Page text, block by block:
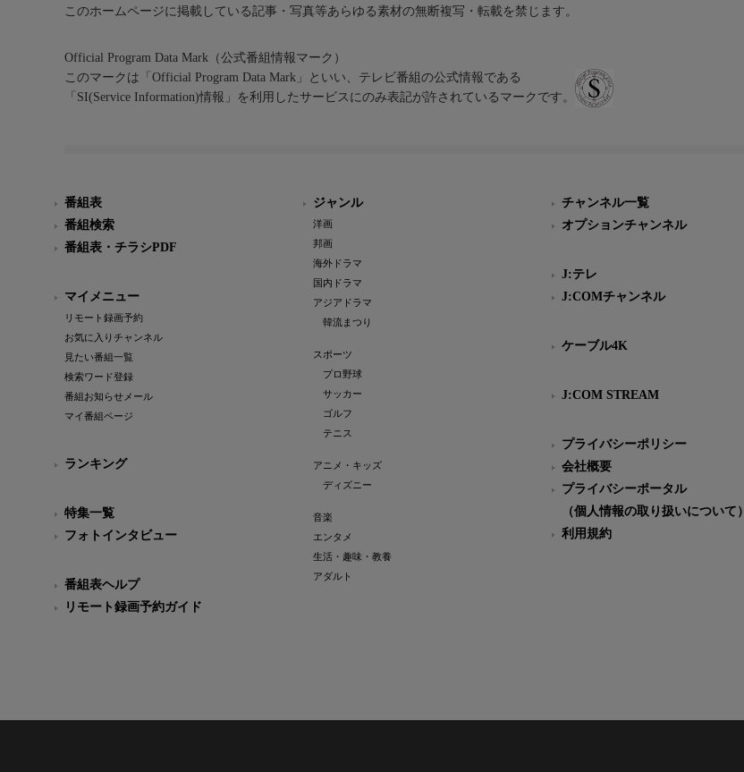
このホームページに掲載している記事・写真等あらゆる素材の無断複写・転載を禁じます。
Official Program Data Mark（公式番組情報マーク）
このマークは「Official Program Data Mark」といい、テレビ番組の公式情報である
「SI(Service Information)情報」を利用したサービスにのみ表記が許されているマークです。
番組表
番組検索
番組表・チラシPDF
マイメニュー
リモート録画予約
お気に入りチャンネル
見たい番組一覧
検索ワード登録
番組お知らせメール
マイ番組ページ
ランキング
特集一覧
フォトインタビュー
番組表ヘルプ
リモート録画予約ガイド
ジャンル
洋画
邦画
海外ドラマ
国内ドラマ
アジアドラマ
韓流まつり
スポーツ
プロ野球
サッカー
ゴルフ
テニス
アニメ・キッズ
ディズニー
音楽
エンタメ
生活・趣味・教養
アダルト
チャンネル一覧
オプションチャンネル
J:テレ
J:COMチャンネル
ケーブル4K
J:COM STREAM
プライバシーポリシー
会社概要
プライバシーポータル
（個人情報の取り扱いについて）
利用規約